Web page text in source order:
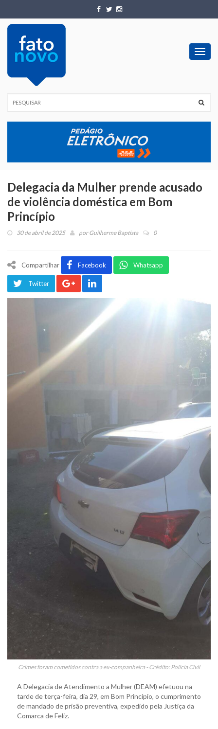
Delegacia da Mulher prende acusado
de violência doméstica em Bom
Princípio
30 de abril de 2025 porGuilherme Baptista 0
Compartilhar Facebook Whatsapp
Twitter
Crimes foram cometidos contra a ex-companheira - Crédito: Polícia Civil
A Delegacia de Atendimento a Mulher (DEAM) efetuou na
tarde de terça-feira, dia 29, em Bom Princípio, o cumprimento
de mandado de prisão preventiva, expedido pela Justiça da
Comarca de Feliz.